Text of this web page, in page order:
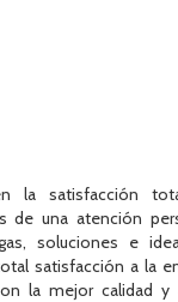
la satisfacción
de una atención
soluciones e
satisfacción a la
la mejor calidad y